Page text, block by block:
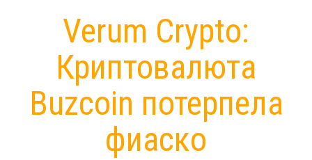
Verum Crypto:
Криптовалюта
Buzcoin потерпела
фиаско